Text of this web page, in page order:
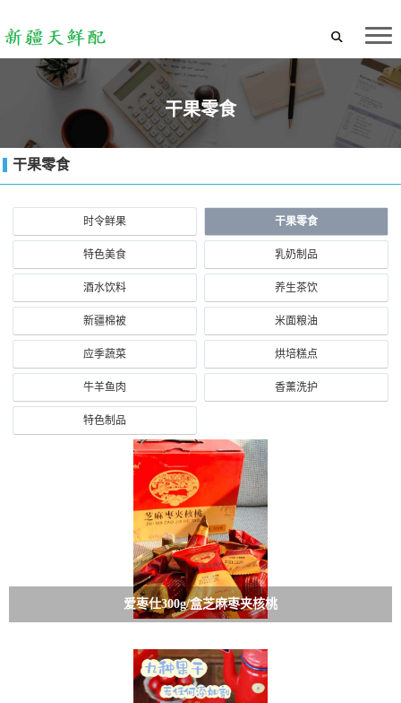
干果零食
干果零食
时令鲜果 干果零食
特色美食 乳奶制品
酒水饮料 养生茶饮
新疆棉被 米面粮油
应季蔬菜 烘培糕点
牛羊鱼肉 香薰洗护
特色制品
爱枣仕300g/盒芝麻枣夹核桃